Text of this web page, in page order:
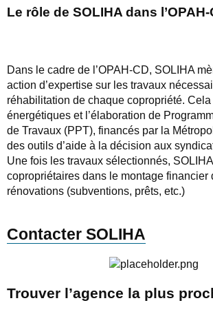
Le rôle de SOLIHA dans l’OPAH-
Dans le cadre de l’OPAH-CD, SOLIHA
action d’expertise sur les travaux
réhabilitation de chaque copropriété.
énergétiques et l’élaboration de
de Travaux (PPT), financés par la
des outils d’aide à la décision aux
Une fois les travaux sélectionnés,
copropriétaires dans le montage financier
rénovations (subventions, prêts, etc.)
Contacter SOLIHA
Trouver l’agence la plus